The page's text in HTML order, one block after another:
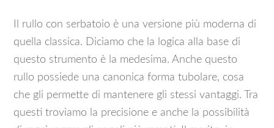
Il rullo con serbatoio è una versione più moderna di
quella classica. Diciamo che la logica alla base di
questo strumento è la medesima. Anche questo
rullo possiede una canonica forma tubolare, cosa
che gli permette di mantenere gli stessi vantaggi. Tra
questi troviamo la precisione e anche la possibilità